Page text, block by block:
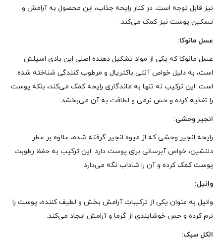
نیز قابل‌ توجه است. در کنار رایحه جذاب، این محصول به آرامش و
تسکین پوست نیز کمک می‌کند.
عسل مانوکا:
عسل مانوکا که یکی از مواد تشکیل‌ دهنده اصلی این بادی اسپلش
است، به دلیل خواص آنتی‌ باکتریال و مرطوب‌ کنندگی شناخته شده
است. این ترکیب نه تنها به ماندگاری رایحه کمک می‌کند، بلکه پوست
را تغذیه کرده و حس نرمی و لطافت به آن می‌بخشد.
انجیر وحشی:
رایحه‌ انجیر وحشی که از میوه انجیر گرفته شده، علاوه بر عطر
دلنشین، خواص آبرسانی برای پوست دارد. این ترکیب به حفظ رطوبت
پوست کمک کرده و آن را شاداب نگه می‌دارد.
وانیل:
وانیل به‌ عنوان یکی از ترکیبات آرامش‌ بخش و لطیف‌ کننده، پوست را
نرم کرده و حس خوشایندی از گرما و آرامش ایجاد می‌کند.
الکل سبک: